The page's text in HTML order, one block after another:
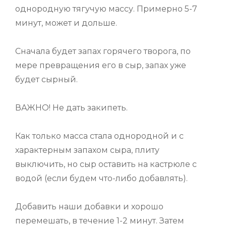
однородную тягучую массу. Примерно 5-7
минут, может и дольше.
Сначала будет запах горячего творога, по
мере превращения его в сыр, запах уже
будет сырный.
ВАЖНО! Не дать закипеть.
Как только масса стала однородной и с
характерным запахом сыра, плиту
выключить, но сыр оставить на кастрюле с
водой (если будем что-либо добавлять).
Добавить наши добавки и хорошо
перемешать, в течение 1-2 минут. Затем